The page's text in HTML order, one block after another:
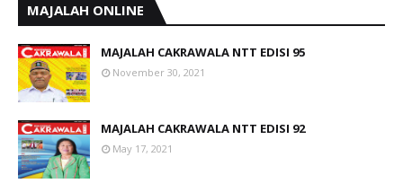
MAJALAH ONLINE
MAJALAH CAKRAWALA NTT EDISI 95
November 30, 2021
MAJALAH CAKRAWALA NTT EDISI 92
May 17, 2021